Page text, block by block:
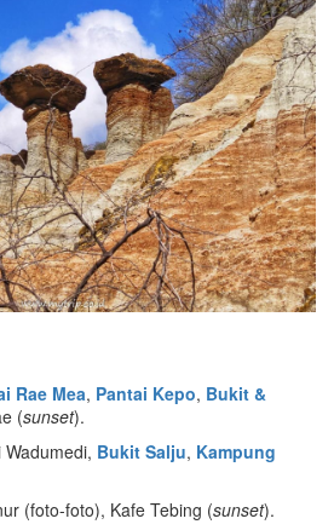
Rae Mea, Pantai Kepo, Bukit &
(sunset).
Wadumedi, Bukit Salju, Kampung
(foto-foto), Kafe Tebing (sunset).